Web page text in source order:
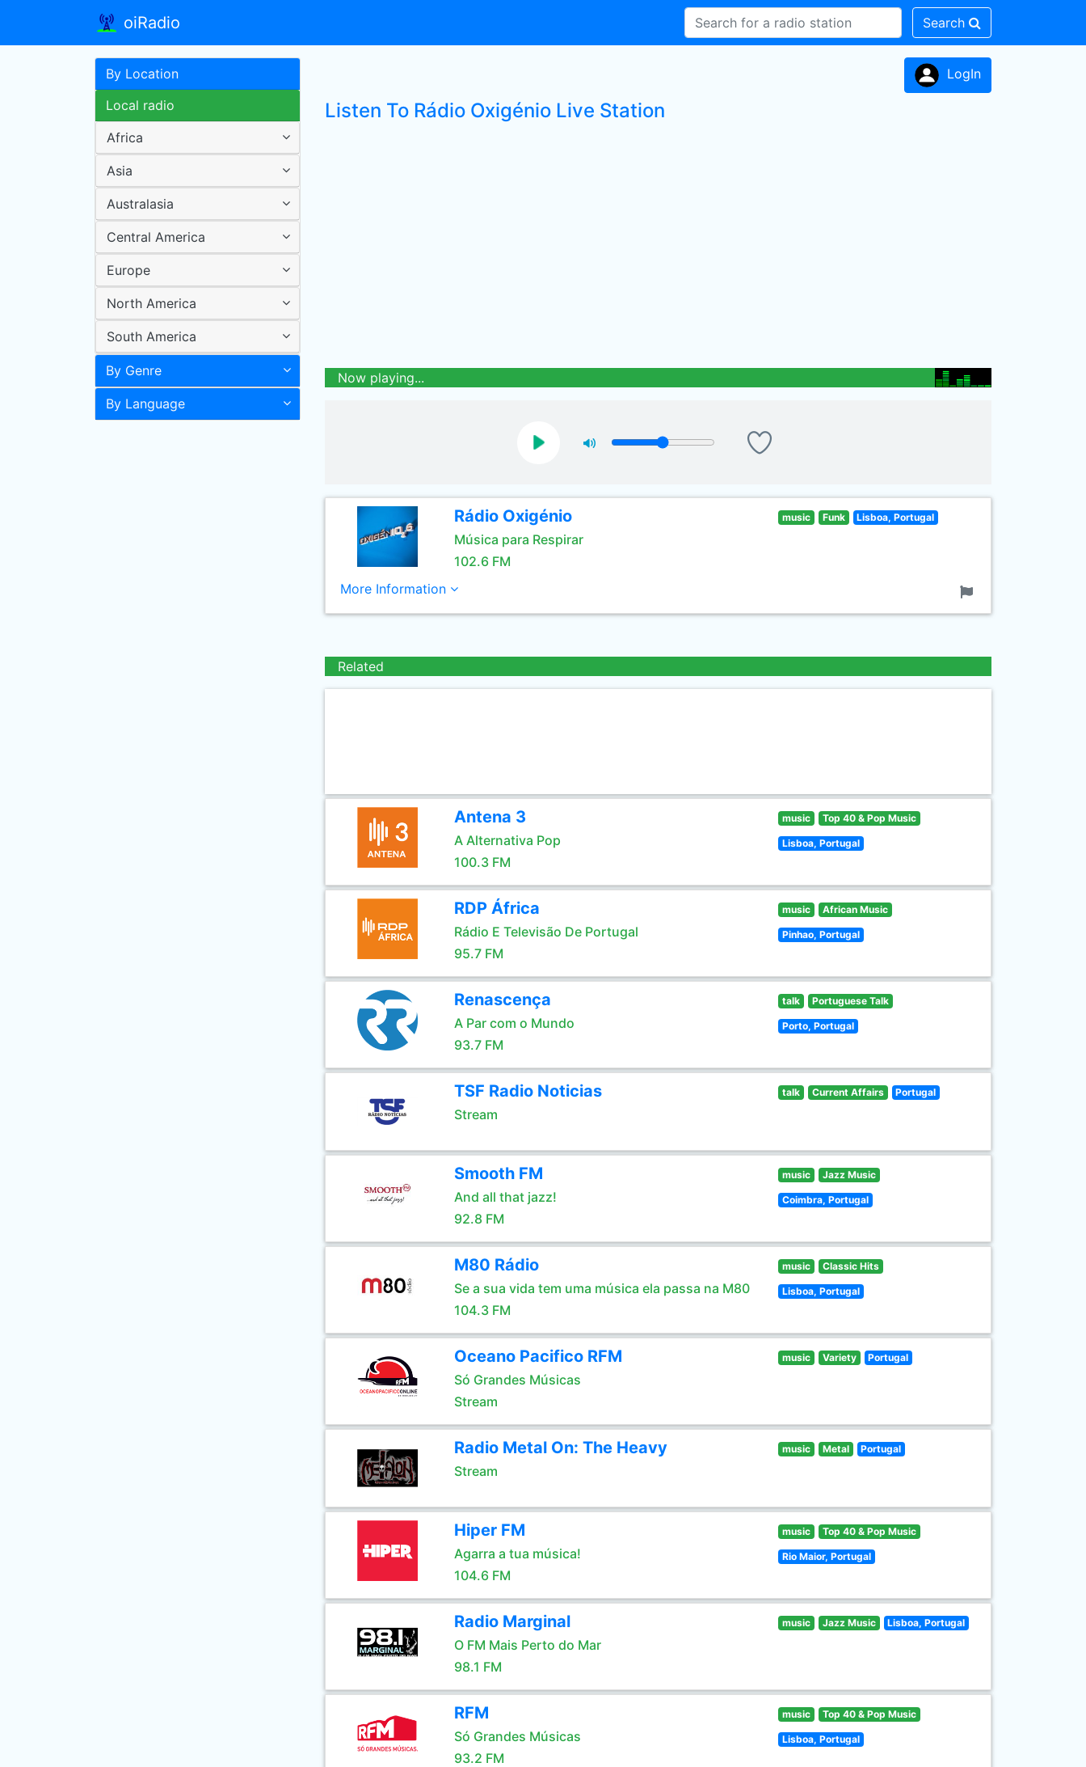
oiRadio Search
By Location
Local radio
Africa
Asia
Australasia
Central America
Europe
North America
South America
By Genre
By Language
LogIn
Listen To Rádio Oxigénio Live Station
Now playing...
Rádio Oxigénio
Música para Respirar
102.6 FM
music Funk Lisboa, Portugal
More Information
Related
Antena 3
A Alternativa Pop
100.3 FM
music Top 40 & Pop Music
Lisboa, Portugal
RDP África
Rádio E Televisão De Portugal
95.7 FM
music African Music
Pinhao, Portugal
Renascença
A Par com o Mundo
93.7 FM
talk Portuguese Talk
Porto, Portugal
TSF Radio Noticias
Stream
talk Current Affairs Portugal
Smooth FM
And all that jazz!
92.8 FM
music Jazz Music
Coimbra, Portugal
M80 Rádio
Se a sua vida tem uma música ela passa na M80
104.3 FM
music Classic Hits
Lisboa, Portugal
Oceano Pacifico RFM
Só Grandes Músicas
Stream
music Variety Portugal
Radio Metal On: The Heavy
Stream
music Metal Portugal
Hiper FM
Agarra a tua música!
104.6 FM
music Top 40 & Pop Music
Rio Maior, Portugal
Radio Marginal
O FM Mais Perto do Mar
98.1 FM
music Jazz Music Lisboa, Portugal
RFM
Só Grandes Músicas
93.2 FM
music Top 40 & Pop Music
Lisboa, Portugal